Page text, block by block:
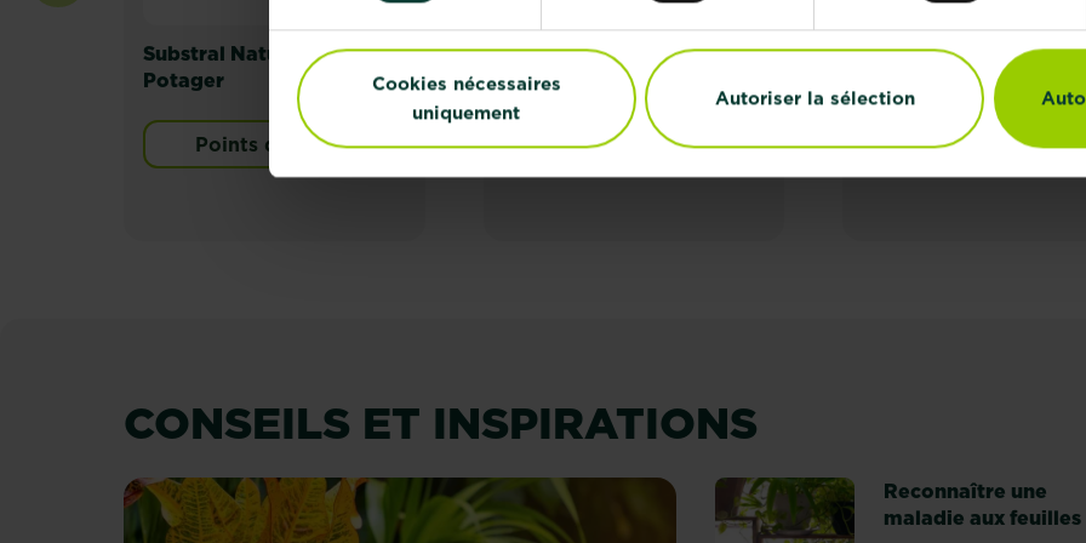
Cookies nécessaires
uniquement
Autoriser la sélection
Substral Naturen Terreau
Potager
Points de vente
Substral Naturen
Amendement Du Sol
Potager Et Jardin
Points de vente
Substral Naturen
séché de vaches et de
poules
Points de vente
CONSEILS ET INSPIRATIONS
Reconnaître une
maladie aux feuilles